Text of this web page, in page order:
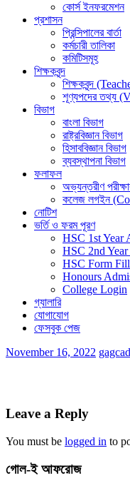
কোর্স ইনফরমেশন
প্রশাসন
প্রিন্সিপালের বার্তা
কর্মচারী তালিকা
কমিটিসমূহ
শিক্ষকবৃন্দ
শিক্ষকবৃন্দ
শূণ্যপদের তথ্য
বিভাগ
বাংলা বিভাগ
রাষ্ট্রবিজ্ঞান বিভাগ
হিসাববিজ্ঞান বিভাগ
ব্যবস্থাপনা বিভাগ
ফলাফল
অভ্যন্তরীণ
কলেজ লগইন
নোটিশ
ভর্তি ও ফরম পূরণ
HSC 1st Year
HSC 2nd
HSC Form
Honours
College Login
গ্যালারি
যোগাযোগ
ফেসবুক পেজ
November 16, 2022
Leave a Reply
You must be logged in to
গোল-ই আফরোজ